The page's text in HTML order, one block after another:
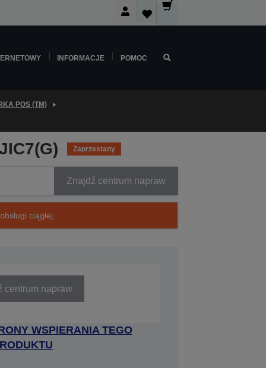
INFORMACJE POMOC
POS (TM)
Zaprzestany
Znajdź centrum napraw
ciągłej.
centrum napraw
WSPIERANIA TEGO